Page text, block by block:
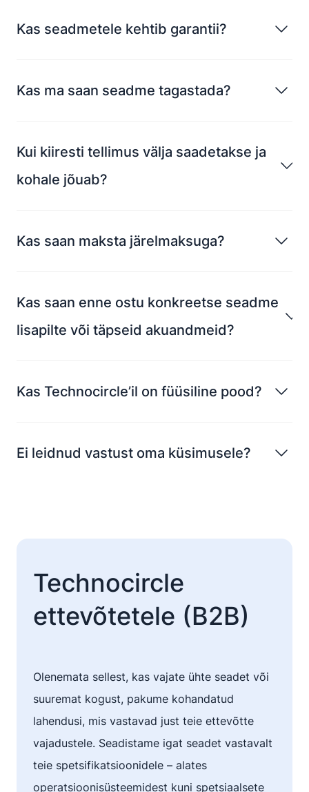
Kas seadmetele kehtib garantii?
Kas ma saan seadme tagastada?
Kui kiiresti tellimus välja saadetakse ja
kohale jõuab?
Kas saan maksta järelmaksuga?
Kas saan enne ostu konkreetse seadme
lisapilte või täpseid akuandmeid?
Kas Technocircle’il on füüsiline pood?
Ei leidnud vastust oma küsimusele?
Technocircle
ettevõtetele (B2B)
Olenemata sellest, kas vajate ühte seadet või
suuremat kogust, pakume kohandatud
lahendusi, mis vastavad just teie ettevõtte
vajadustele. Seadistame igat seadet vastavalt
teie spetsifikatsioonidele – alates
operatsioonisüsteemidest kuni spetsiaalsete